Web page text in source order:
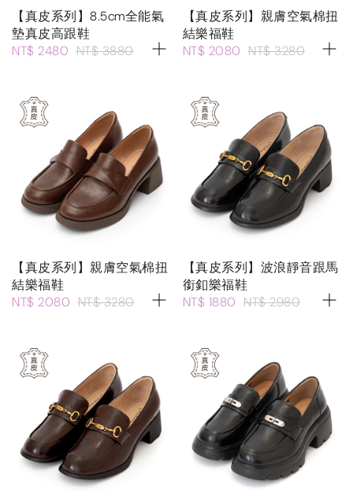
【真皮系列】8.5cm全能氣
墊真皮高跟鞋
NT$ 2480 NT$ 3880
【真皮系列】親膚空氣棉扭
結樂福鞋
NT$ 2080 NT$ 3280
【真皮系列】親膚空氣棉扭
結樂福鞋
NT$ 2080 NT$ 3280
【真皮系列】波浪靜音跟馬
銜釦樂福鞋
NT$ 1880 NT$ 2980